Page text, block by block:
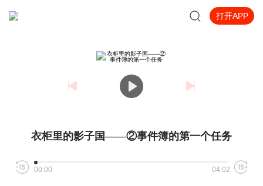
打开APP
衣柜里的影子国——②事件簿的第一个任务
00:00 04:02